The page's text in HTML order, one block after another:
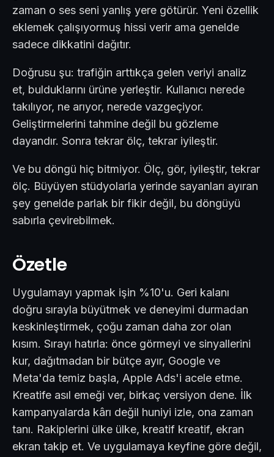
zaman o ses seni yanlış yere götürür. Yeni özellik
eklemek çalışıyormuş hissi verir ama genelde
sadece dikkatini dağıtır.
Doğrusu şu: trafiğin arttıkça gelen veriyi analiz
et, bulduklarını ürüne yerleştir. Kullanıcı nerede
takılıyor, ne arıyor, nerede vazgeçiyor.
Geliştirmelerini tahmine değil bu gözleme
dayandır. Sonra tekrar ölç, tekrar iyileştir.
Ve bu döngü hiç bitmiyor. Ölç, gör, iyileştir, tekrar
ölç. Büyüyen stüdyolarla yerinde sayanları ayıran
şey genelde parlak bir fikir değil, bu döngüyü
sabırla çevirebilmek.
Özetle
Uygulamayı yapmak işin %10'u. Geri kalanı
doğru sırayla büyütmek ve deneyimi durmadan
keskinleştirmek, çoğu zaman daha zor olan
kısım. Sırayı hatırla: önce görmeyi ve sinyallerini
kur, dağıtmadan bir bütçe ayır, Google ve
Meta'da temiz başla, Apple Ads'i acele etme.
Kreatife asıl emeği ver, birkaç versiyon dene. İlk
kampanyalarda kârı değil huniyi izle, ona zaman
tanı. Rakiplerini ülke ülke, kreatif kreatif, ekran
ekran takip et. Ve uygulamaya keyfine göre değil,